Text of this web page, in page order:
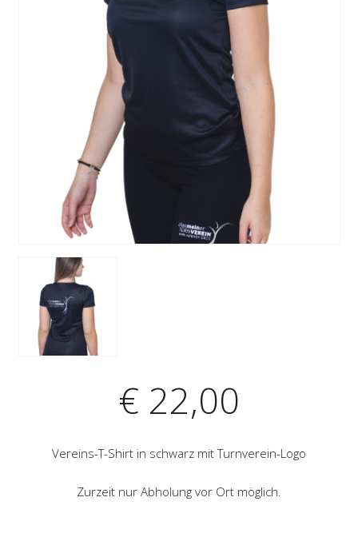
€ 22,00
Vereins-T-Shirt in schwarz mit Turnverein-Logo
Zurzeit nur Abholung vor Ort möglich.